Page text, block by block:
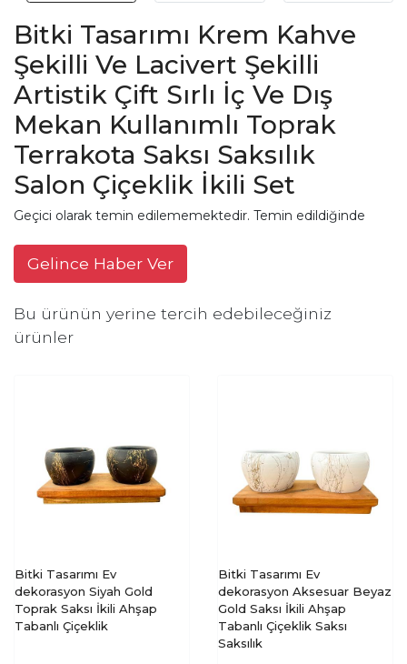
Bitki Tasarımı Krem Kahve
Şekilli Ve Lacivert Şekilli
Artistik Çift Sırlı İç Ve Dış
Mekan Kullanımlı Toprak
Terrakota Saksı Saksılık
Salon Çiçeklik İkili Set
Geçici olarak temin edilememektedir. Temin edildiğinde
Gelince Haber Ver
Bu ürünün yerine tercih edebileceğiniz
ürünler
Bitki Tasarımı Ev
dekorasyon Siyah Gold
Toprak Saksı İkili Ahşap
Tabanlı Çiçeklik
Bitki Tasarımı Ev
dekorasyon Aksesuar Beyaz
Gold Saksı İkili Ahşap
Tabanlı Çiçeklik Saksı
Saksılık